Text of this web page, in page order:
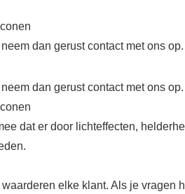
dan gerust contact met ons
dan gerust contact met ons
dat er door lichteffecten,
elke klant. Als je vragen